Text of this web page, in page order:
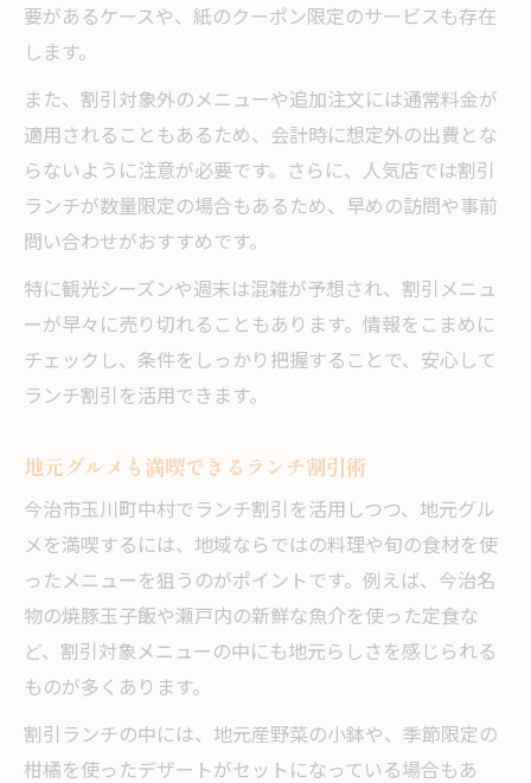
要があるケースや、紙のクーポン限定のサービスも存在
します。
また、割引対象外のメニューや追加注文には通常料金が
適用されることもあるため、会計時に想定外の出費とな
らないように注意が必要です。さらに、人気店では割引
ランチが数量限定の場合もあるため、早めの訪問や事前
問い合わせがおすすめです。
特に観光シーズンや週末は混雑が予想され、割引メニュ
ーが早々に売り切れることもあります。情報をこまめに
チェックし、条件をしっかり把握することで、安心して
ランチ割引を活用できます。
地元グルメも満喫できるランチ割引術
今治市玉川町中村でランチ割引を活用しつつ、地元グル
メを満喫するには、地域ならではの料理や旬の食材を使
ったメニューを狙うのがポイントです。例えば、今治名
物の焼豚玉子飯や瀬戸内の新鮮な魚介を使った定食な
ど、割引対象メニューの中にも地元らしさを感じられる
ものが多くあります。
割引ランチの中には、地元産野菜の小鉢や、季節限定の
柑橘を使ったデザートがセットになっている場合もあ